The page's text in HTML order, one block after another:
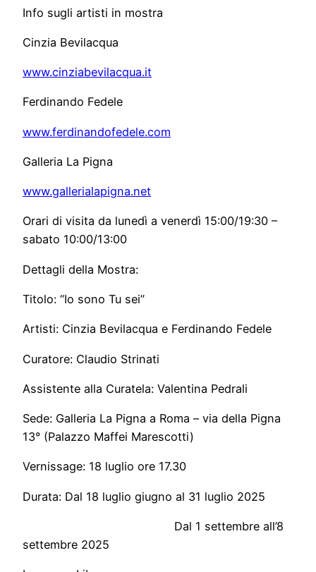
Info sugli artisti in mostra
Cinzia Bevilacqua
www.cinziabevilacqua.it
Ferdinando Fedele
www.ferdinandofedele.com
Galleria La Pigna
www.gallerialapigna.net
Orari di visita da lunedì a venerdì 15:00/19:30 –
sabato 10:00/13:00
Dettagli della Mostra:
Titolo: “Io sono Tu sei”
Artisti: Cinzia Bevilacqua e Ferdinando Fedele
Curatore: Claudio Strinati
Assistente alla Curatela: Valentina Pedrali
Sede: Galleria La Pigna a Roma – via della Pigna
13° (Palazzo Maffei Marescotti)
Vernissage: 18 luglio ore 17.30
Durata: Dal 18 luglio giugno al 31 luglio 2025
Dal 1 settembre all’8
settembre 2025